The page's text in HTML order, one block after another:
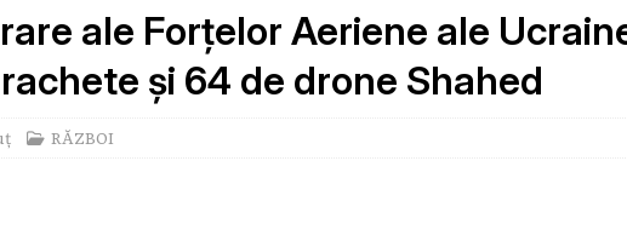
ale Forțelor Aeriene ale
și 64 de drone Shahed
RĂZBOI